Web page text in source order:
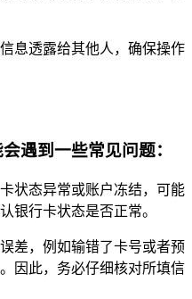
息透露给其他人，确保操作
遇到一些常见问题：
状态异常或账户冻结，可能
银行卡状态是否正常。
差，例如输错了卡号或者预
因此，务必仔细核对所填信